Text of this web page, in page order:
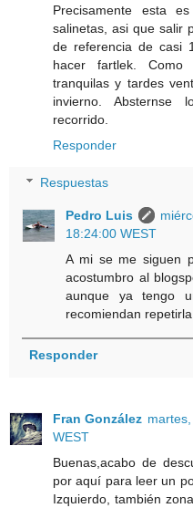
Precisamente esta
salinetas, asi que salir
de referencia de casi
hacer fartlek.
tranquilas y tardes
invierno. Absternse
recorrido.
Responder
Respuestas
Pedro Luis
18:24:00 WEST
A mi se me siguen
acostumbro al
aunque ya tengo
recomiendan repetirla.
Responder
Fran González
WEST
Buenas,acabo de
por aquí para leer un
Izquierdo, también